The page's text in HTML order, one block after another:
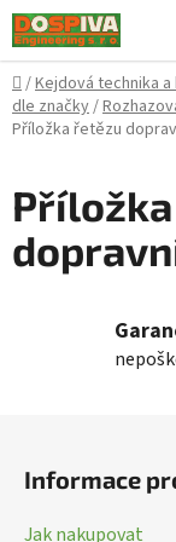
Přejít
na
obsah
Domů
/Kejdová technika a
dle značky/
Příložka řetězu
Informace
Jak nakupovat